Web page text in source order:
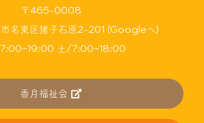
〒465-0008
名東区猪子石原2-201 (Googleへ)
土/7:00~18:00
香月福祉会